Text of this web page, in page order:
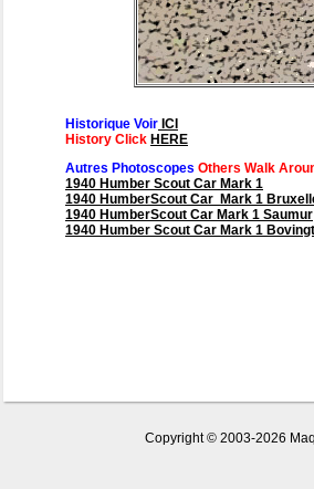
Historique Voir ICI
History Click HERE
Autres Photoscopes Others Walk
1940 Humber Scout Car Mark 1
1940 HumberScout Car Mark 1
1940 HumberScout Car Mark 1 Saumur
1940 Humber Scout Car Mark 1
Copyright © 2003-2026